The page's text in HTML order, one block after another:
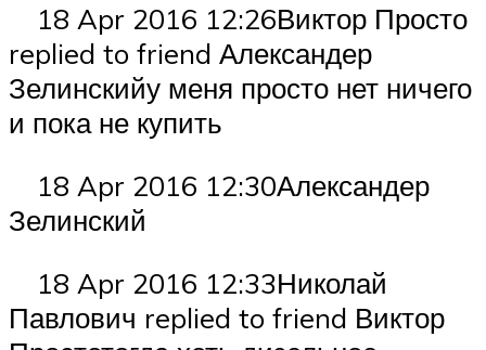
18 Apr 2016 12:26Виктор Просто
replied to friend Александер
Зелинскийу меня просто нет ничего
и пока не купить
18 Apr 2016 12:30Александер
Зелинский
18 Apr 2016 12:33Николай
Павлович replied to friend Виктор